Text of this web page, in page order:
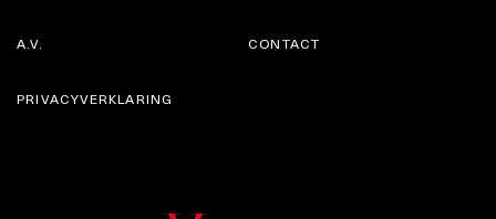
A.V. CONTACT
PRIVACYVERKLARING